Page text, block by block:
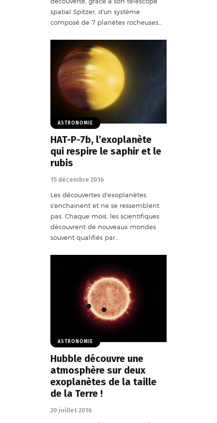
spatial Spitzer, d'un système
composé de 7 planètes rocheuses…
ASTRONOMIE
HAT-P-7b, l’exoplanète
qui respire le saphir et le
rubis
15 décembre 2016
Les découvertes d'exoplanètes
s'enchainent et ne se ressemblent
pas. Chaque mois, les scientifiques
découvrent de nouveaux mondes
souvent qualifiés par…
ASTRONOMIE
Hubble découvre une
atmosphère sur deux
exoplanètes de la taille
de la Terre !
20 juillet 2016